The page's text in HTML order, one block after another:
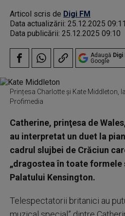
Articol scris de Digi FM
Data actualizării: 25.12.2025 09:11
Data publicării: 25.12.2025 09:10
Adaugă Digi
Google
Prințesa Charlotte și Kate Middleton,
Profimedia
Catherine, prinţesa de
au interpretat un duet la
cadrul slujbei de Crăciun
„dragostea în toate formele
Palatului Kensington.
Telespectatorii britanici au